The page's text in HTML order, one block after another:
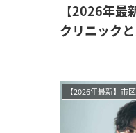
【2026年最
クリニック